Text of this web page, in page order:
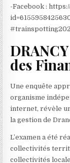
-Facebook :
des
Une enquête
organisme
internet, révèle
la gestion de
L’examen a été
collectivités
collectivités